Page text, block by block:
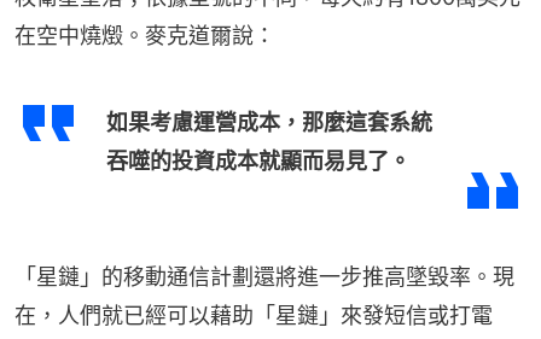
在空中燒燬。麥克道爾說：
如果考慮運營成本，那麼這套系統
吞噬的投資成本就顯而易見了。
「星鏈」的移動通信計劃還將進一步推高墜毀率。現
在，人們就已經可以藉助「星鏈」來發短信或打電